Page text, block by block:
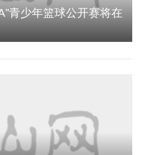
青少年篮球公开赛将在